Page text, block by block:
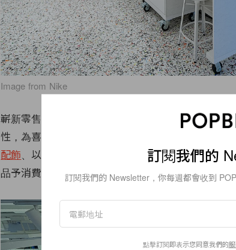
Image from Nike
嶄新零售概念 Nike Style 顧名思義以 Style 為主題
性，為喜愛不同運動
配飾 、以風格為主導的系列及 無性別系列，更會設
品予消費者隨心挑選或混搭服裝，打造強烈的個人
訂閱我們的
訂閱我們的 Newsletter，你每週都會收到
點擊訂閱即表示您同意我們的